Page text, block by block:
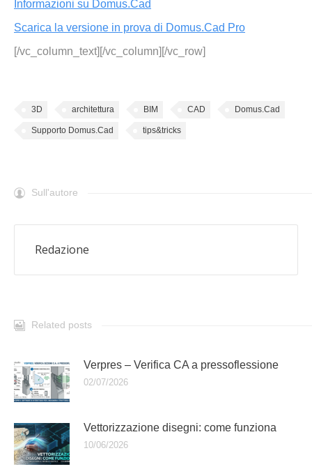
Informazioni su Domus.Cad
Scarica la versione in prova di Domus.Cad Pro
[/vc_column_text][/vc_column][/vc_row]
3D architettura BIM CAD Domus.Cad
Supporto Domus.Cad tips&tricks
Sull'autore
Redazione
Related posts
Verpres – Verifica CA a pressoflessione
02/07/2026
Vettorizzazione disegni: come funziona
10/06/2026